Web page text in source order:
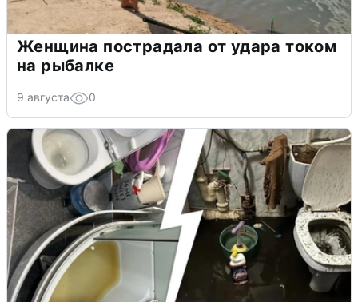
Женщина пострадала от удара током
на рыбалке
9 августа 0